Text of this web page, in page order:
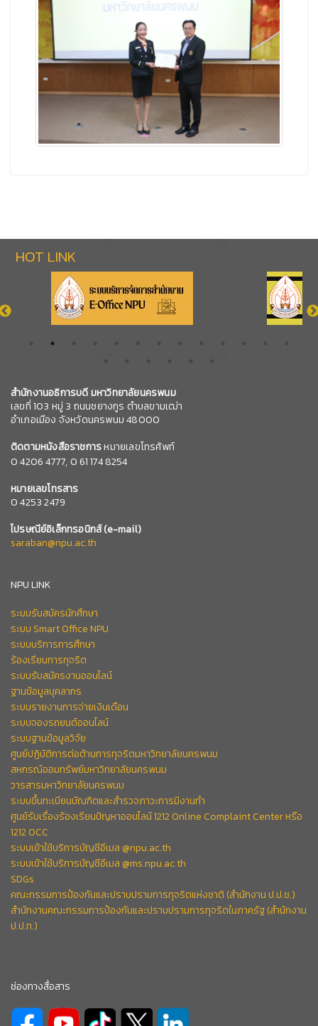
HOT LINK
สำนักงานอธิการบดี มหาวิทยาลัยนครพนม
เลขที่ 103 หมู่ 3 ถนนชยางกูร ตำบลขามเฒ่า
อำเภอเมือง จังหวัดนครพนม 48000
ติดตามหนังสือราชการหมายเลขโทรศัพท์
04206 4777, 0 61 174 8254
หมายเลขโทรสาร
0 4253 2479
ไปรษณีย์อิเล็กทรอนิกส์(e-mail)
saraban@npu.ac.th
NPU LINK
ระบบรับสมัครนักศึกษา
ระบบ Smart Office NPU
ระบบบริการการศึกษา
ร้องเรียนการทุจริต
ระบบรับสมัครงานออนไลน์
ฐานข้อมูลบุคลากร
ระบบรายงานการจ่ายเงินเดือน
ระบบจองรถยนต์ออนไลน์
ระบบฐานข้อมูลวิจัย
ศูนย์ปฏิบัติการต่อต้านการทุจริตมหาวิทยาลัยนครพนม
สหกรณ์ออมทรัพย์มหาวิทยาลัยนครพนม
วารสารมหาวิทยาลัยนครพนม
ระบบขึ้นทะเบียนบัณฑิตและสำรวจภาวะการมีงานทำ
ศูนย์รับเรื่องร้องเรียนปัญหาออนไลน์ 1212 Online Complaint Center หรือ
1212 OCC
ระบบเข้าใช้บริการบัญชีอีเมล @npu.ac.th
ระบบเข้าใช้บริการบัญชีอีเมล @ms.npu.ac.th
SDGs
คณะกรรมการป้องกันและปราบปรามการทุจริตแห่งชาติ (สำนักงาน ป.ป.ช.)
สำนักงานคณะกรรมการป้องกันและปราบปรามการทุจริตในภาครัฐ (สำนักงาน
ป.ป.ท.)
ช่องทางสื่อสาร